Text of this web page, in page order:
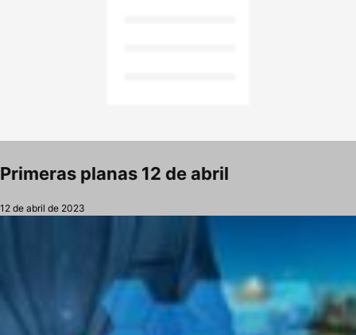
Primeras planas 12 de abril
12 de abril de 2023